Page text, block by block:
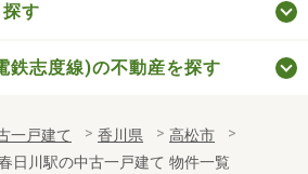
す
鉄志度線)の不動産を探す
一戸建て 香川県
高松市
日川駅の中古一戸建て 物件一覧